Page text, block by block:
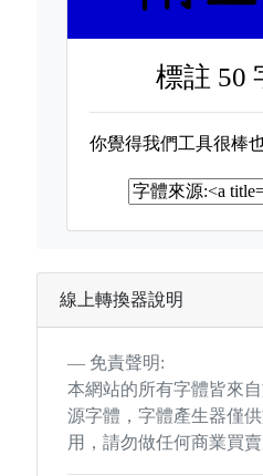
標註 50
你覺得我們工具很棒
線上轉換器說明
免責聲明:
本網站的所有字體皆來
源字體，字體產生器僅
用，請勿做任何商業買賣